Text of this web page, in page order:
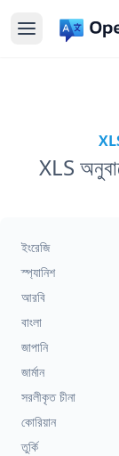
XLS
ইংরেজি
স্প্যানিশ
আরবি
বাংলা
জাপানি
জার্মান
সরলীকৃত চীনা
কোরিয়ান
তুর্কি